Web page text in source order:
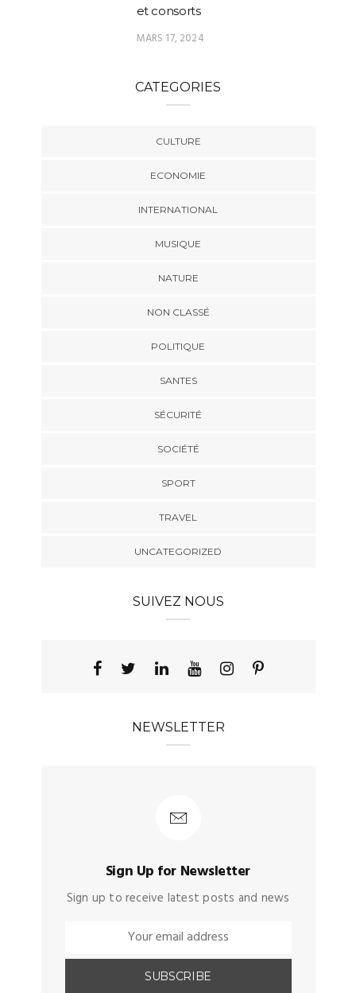
et consorts
MARS 17, 2024
CATEGORIES
CULTURE
ECONOMIE
INTERNATIONAL
MUSIQUE
NATURE
NON CLASSÉ
POLITIQUE
SANTES
SÉCURITÉ
SOCIÉTÉ
SPORT
TRAVEL
UNCATEGORIZED
SUIVEZ NOUS
NEWSLETTER
Sign Up for Newsletter
Sign up to receive latest posts and news